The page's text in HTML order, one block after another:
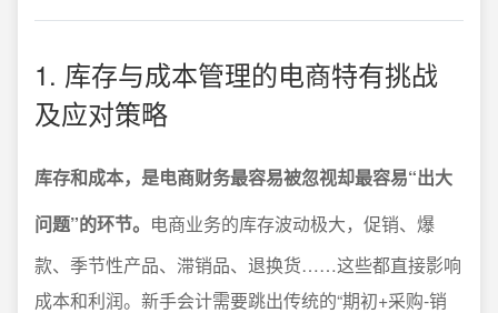
1. 库存与成本管理的电商特有挑战
及应对策略
库存和成本，是电商财务最容易被忽视却最容易“出大
问题”的环节。 电商业务的库存波动极大，促销、爆
款、季节性产品、滞销品、退换货……这些都直接影响
成本和利润。新手会计需要跳出传统的“期初+采购-销